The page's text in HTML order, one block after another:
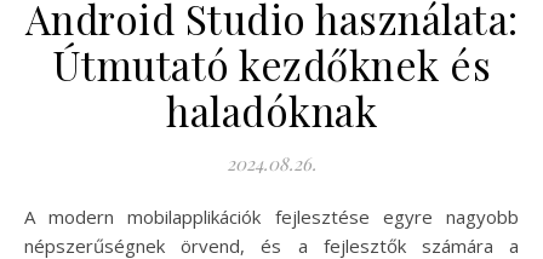
Android Studio használata:
Útmutató kezdőknek és
haladóknak
2024.08.26.
A modern mobilapplikációk fejlesztése egyre nagyobb
népszerűségnek örvend, és a fejlesztők számára a